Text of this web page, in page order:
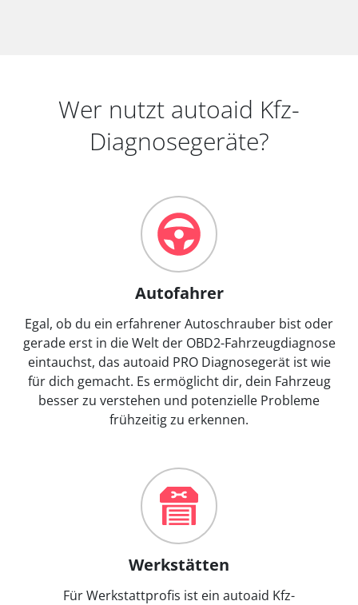
Wer nutzt autoaid Kfz-
Diagnosegeräte?
Autofahrer
Egal, ob du ein erfahrener Autoschrauber bist oder
gerade erst in die Welt der OBD2-Fahrzeugdiagnose
eintauchst, das autoaid PRO Diagnosegerät ist wie
für dich gemacht. Es ermöglicht dir, dein Fahrzeug
besser zu verstehen und potenzielle Probleme
frühzeitig zu erkennen.
Werkstätten
Für Werkstattprofis ist ein autoaid Kfz-